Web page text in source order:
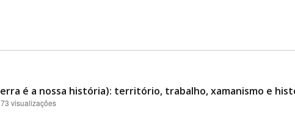
é a nossa história): território, trabalho, xamanismo e
visualizações